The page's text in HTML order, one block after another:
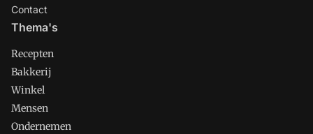
Contact
Thema's
Recepten
Bakkerij
Winkel
Mensen
Ondernemen